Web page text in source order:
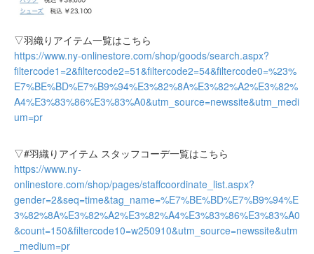
▽羽織りアイテム一覧はこちら
https://www.ny-onlinestore.com/shop/goods/search.aspx?
filtercode1=2&filtercode2=51&filtercode2=54&filtercode0=%23%
E7%BE%BD%E7%B9%94%E3%82%8A%E3%82%A2%E3%82%
A4%E3%83%86%E3%83%A0&utm_source=newssite&utm_medi
um=pr
▽#羽織りアイテム スタッフコーデ一覧はこちら
https://www.ny-
onlinestore.com/shop/pages/staffcoordinate_list.aspx?
gender=2&seq=time&tag_name=%E7%BE%BD%E7%B9%94%E
3%82%8A%E3%82%A2%E3%82%A4%E3%83%86%E3%83%A0
&count=150&filtercode10=w250910&utm_source=newssite&utm
_medium=pr